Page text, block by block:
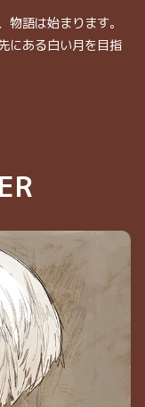
語は始まります。
にある白い月を目指